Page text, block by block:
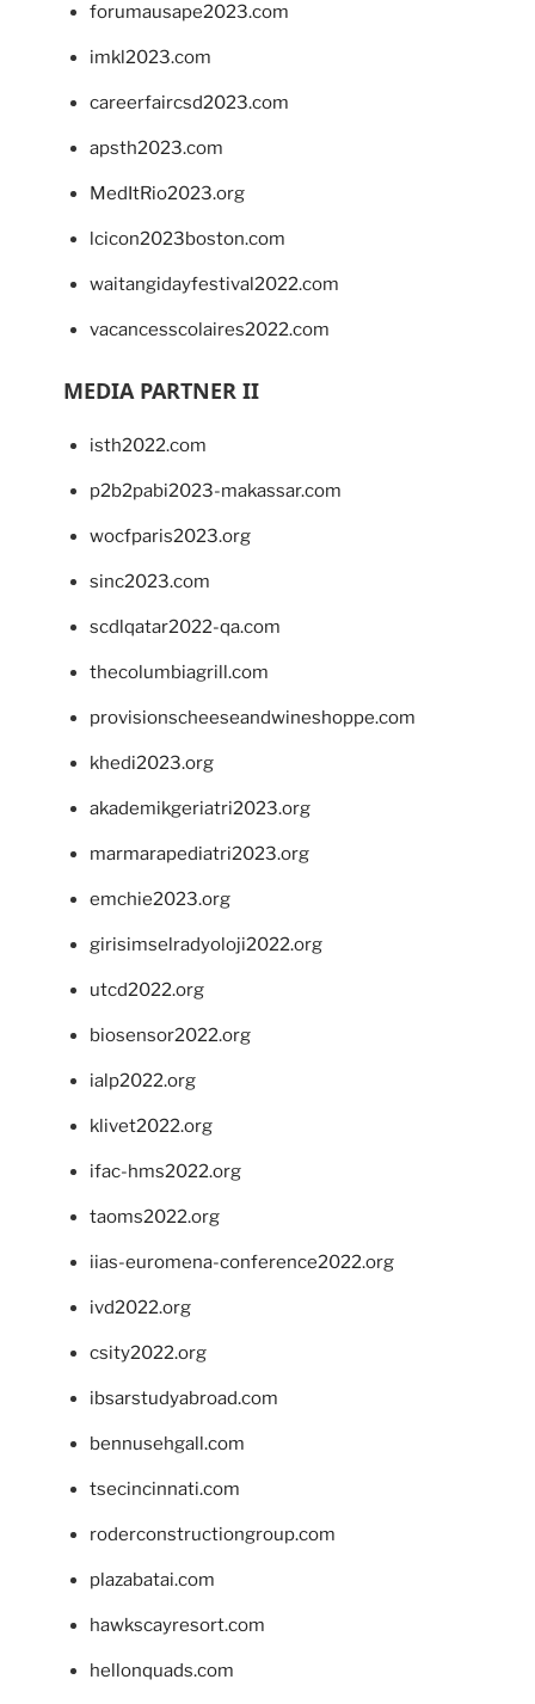
forumausape2023.com
imkl2023.com
careerfaircsd2023.com
apsth2023.com
MedItRio2023.org
lcicon2023boston.com
waitangidayfestival2022.com
vacancesscolaires2022.com
MEDIA PARTNER II
isth2022.com
p2b2pabi2023-makassar.com
wocfparis2023.org
sinc2023.com
scdlqatar2022-qa.com
thecolumbiagrill.com
provisionscheeseandwineshoppe.com
khedi2023.org
akademikgeriatri2023.org
marmarapediatri2023.org
emchie2023.org
girisimselradyoloji2022.org
utcd2022.org
biosensor2022.org
ialp2022.org
klivet2022.org
ifac-hms2022.org
taoms2022.org
iias-euromena-conference2022.org
ivd2022.org
csity2022.org
ibsarstudyabroad.com
bennusehgall.com
tsecincinnati.com
roderconstructiongroup.com
plazabatai.com
hawkscayresort.com
hellonquads.com